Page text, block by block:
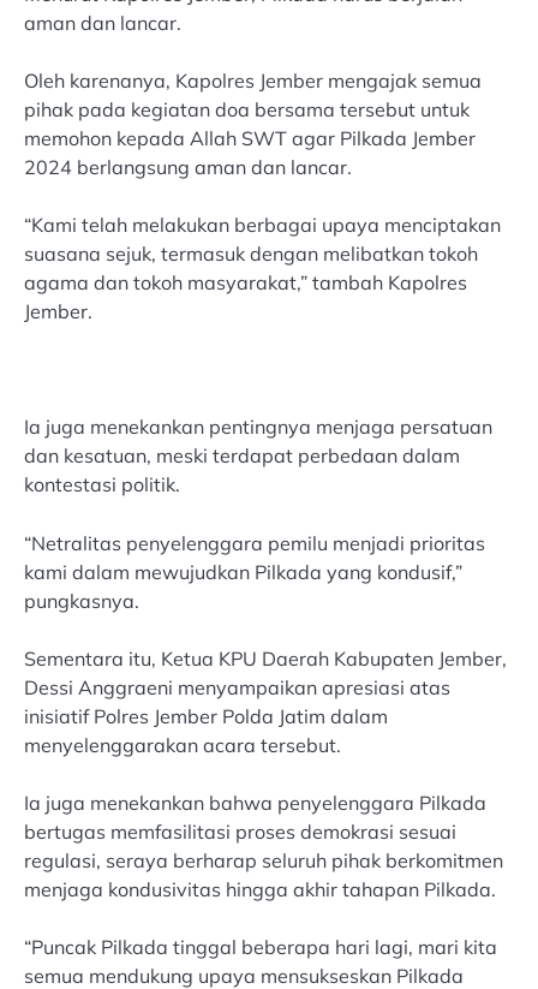
aman dan lancar.
Oleh karenanya, Kapolres Jember mengajak semua
pihak pada kegiatan doa bersama tersebut untuk
memohon kepada Allah SWT agar Pilkada Jember
2024 berlangsung aman dan lancar.
“Kami telah melakukan berbagai upaya menciptakan
suasana sejuk, termasuk dengan melibatkan tokoh
agama dan tokoh masyarakat,” tambah Kapolres
Jember.
Ia juga menekankan pentingnya menjaga persatuan
dan kesatuan, meski terdapat perbedaan dalam
kontestasi politik.
“Netralitas penyelenggara pemilu menjadi prioritas
kami dalam mewujudkan Pilkada yang kondusif,”
pungkasnya.
Sementara itu, Ketua KPU Daerah Kabupaten Jember,
Dessi Anggraeni menyampaikan apresiasi atas
inisiatif Polres Jember Polda Jatim dalam
menyelenggarakan acara tersebut.
Ia juga menekankan bahwa penyelenggara Pilkada
bertugas memfasilitasi proses demokrasi sesuai
regulasi, seraya berharap seluruh pihak berkomitmen
menjaga kondusivitas hingga akhir tahapan Pilkada.
“Puncak Pilkada tinggal beberapa hari lagi, mari kita
semua mendukung upaya mensukseskan Pilkada